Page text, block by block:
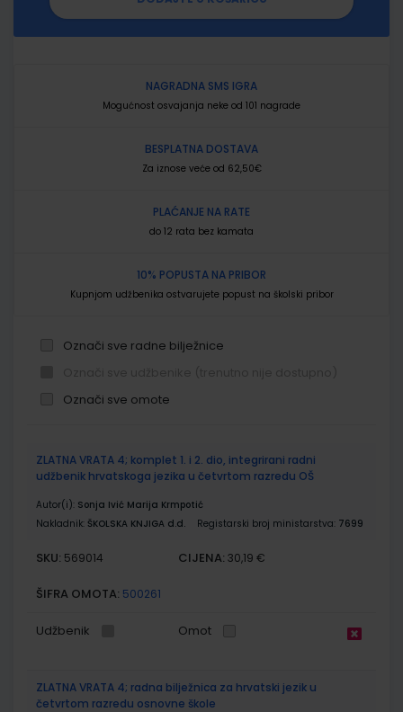
NAGRADNA SMS IGRA
Mogućnost osvajanja neke od 101 nagrade
BESPLATNA DOSTAVA
Za iznose veće od 62,50€
PLAĆANJE NA RATE
do 12 rata bez kamata
10% POPUSTA NA PRIBOR
Kupnjom udžbenika ostvarujete popust na školski pribor
Označi sve radne bilježnice
Označi sve omote
proizvodi
ZLATNA VRATA 4; komplet 1. i 2. dio, integrirani radni
udžbenik hrvatskoga jezika u četvrtom razredu OŠ
Autor(i): Sonja Ivić Marija Krmpotić
Nakladnik: ŠKOLSKA KNJIGA d.d. Registarski broj ministarstva: 7699
SKU: 569014 CIJENA: 30,19 €
ŠIFRA OMOTA: 500261
Udžbenik Omot
ZLATNA VRATA 4; radna bilježnica za hrvatski jezik u
četvrtom razredu osnovne škole